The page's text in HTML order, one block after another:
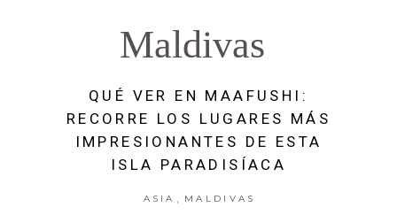
Maldivas
QUÉ VER EN MAAFUSHI:
RECORRE LOS LUGARES MÁS
IMPRESIONANTES DE ESTA
ISLA PARADISÍACA
ASIA , MALDIVAS